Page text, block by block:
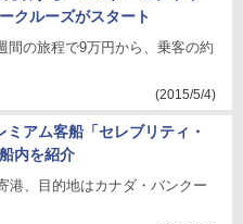
クルーズがスタート
間の旅程で9万円から、乗客の約
(2015/5/4)
ミアム客船「セレブリティ・
内を紹介
港、目的地はカナダ・バンクー